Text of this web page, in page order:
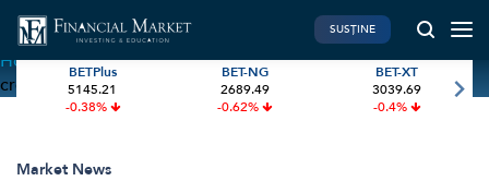
Home»Agroland Business System va oferi servicii de
creditare în magazinele sale Agroland MEGA
PIATA DE CAPITAL
Investiții
FINANTE PERSONALE
SUSȚINE
BETPlus
5145.21
-0.38%
BET-NG
2689.49
-0.62%
BET-XT
3039.69
-0.4%
Market News